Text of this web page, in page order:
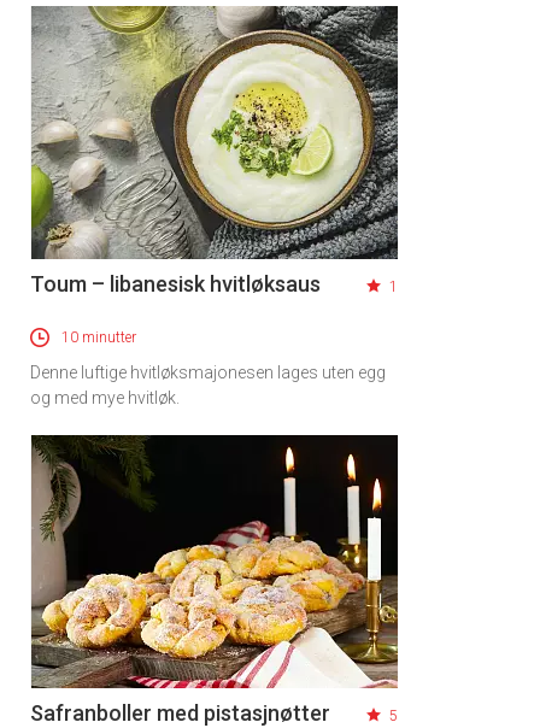
Toum – libanesisk hvitløksaus 1
10 minutter
Denne luftige hvitløksmajonesen lages uten egg
og med mye hvitløk.
Safranboller med pistasjnøtter 5